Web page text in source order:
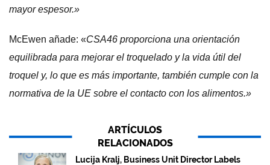
mayor espesor.»
McEwen añade: «CSA46 proporciona una orientación
equilibrada para mejorar el troquelado y la vida útil del
troquel y, lo que es más importante, también cumple con la
normativa de la UE sobre el contacto con los alimentos.»
ARTÍCULOS
RELACIONADOS
Lucija Kralj, Business Unit Director Labels